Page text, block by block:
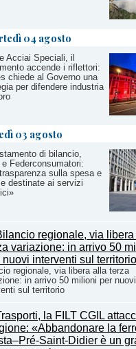
04 agosto
Acciai Speciali, il
accende i riflettori:
chiede al Governo una
per difendere industria
03 agosto
di bilancio,
Federconsumatori:
sulla spesa e
destinate ai servizi
regionale, via libera alla terza
in arrivo 50 milioni per nuovi
sul territorio